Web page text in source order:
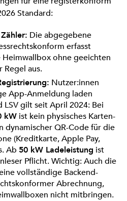
Standard:
Die abgegebene
erfasst
ohne geeichten
Regel aus.
Nutzer:innen
App-Anmeldung laden
LSV gilt seit April 2024: Bei
kW ist kein physisches Karten-
dynamischer QR-Code für die
(Kreditkarte, Apple Pay,
Ab 50 kW Ladeleistung ist
Pflicht. Wichtig: Auch die
vollständige Backend-
Abrechnung,
nicht mitbringen.